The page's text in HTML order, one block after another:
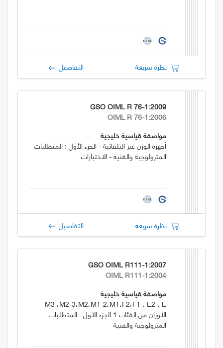
نظرة سريعة التفاصيل
GSO OIML R 76-1:2009
OIML R 76-1:2006
مواصفة قياسية خليجية
أجهزة الوزن غير التلقائية - الجزء الأول : المتطلبات
المترولوجية والفنية - الاختبارات
نظرة سريعة التفاصيل
GSO OIML R111-1:2007
OIML R111-1:2004
مواصفة قياسية خليجية
M3 ،M2-3،M2،M1-2،M1،F2،F1 ، E2 ، E
الأوزان من الفئات 1 الجزء الأول : المتطلبات
المترولوجية والفنية